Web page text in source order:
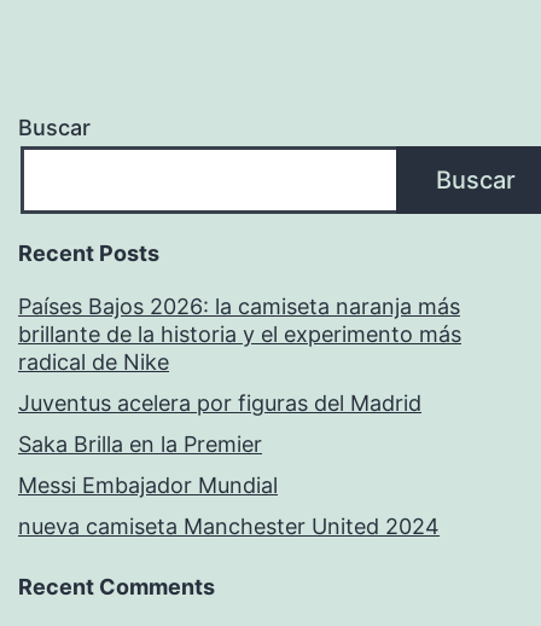
Buscar
Buscar
Recent Posts
Países Bajos 2026: la camiseta naranja más
brillante de la historia y el experimento más
radical de Nike
Juventus acelera por figuras del Madrid
Saka Brilla en la Premier
Messi Embajador Mundial
nueva camiseta Manchester United 2024
Recent Comments